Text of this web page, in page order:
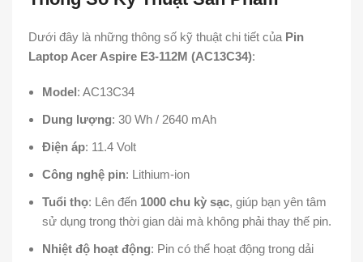
Dưới đây là những thông số kỹ thuật chi tiết của Pin
Laptop Acer Aspire E3-112M (AC13C34):
Model: AC13C34
Dung lượng: 30 Wh / 2640 mAh
Điện áp: 11.4 Volt
Công nghệ pin: Lithium-ion
Tuổi thọ: Lên đến 1000 chu kỳ sạc, giúp bạn yên tâm
sử dụng trong thời gian dài mà không phải thay thế pin.
Nhiệt độ hoạt động: Pin có thể hoạt động trong dải